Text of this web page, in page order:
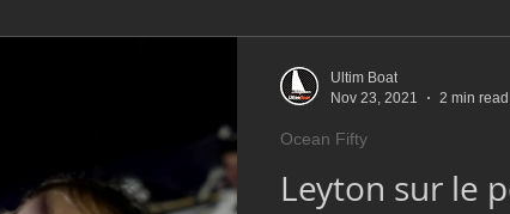
Classe 50 Figaro 3
Leyton sur le
Ocean Fifty
Ultim Boat
Nov 23, 2021
2 min read